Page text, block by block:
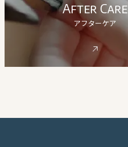
After Care
アフターケア